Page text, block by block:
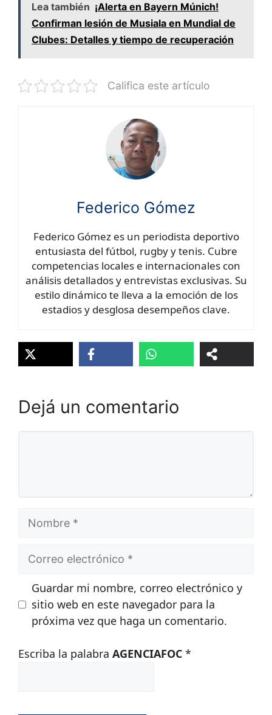
Lea también ¡Alerta en Bayern Múnich!
Confirman lesión de Musiala en Mundial de
Clubes: Detalles y tiempo de recuperación
Califica este artículo
Federico Gómez
Federico Gómez es un periodista deportivo
entusiasta del fútbol, rugby y tenis. Cubre
competencias locales e internacionales con
análisis detallados y entrevistas exclusivas. Su
estilo dinámico te lleva a la emoción de los
estadios y desglosa desempeños clave.
Dejá un comentario
Correo
electrónico
Guardar mi nombre, correo electrónico y
sitio web en este navegador para la
próxima vez que haga un comentario.
Escriba la palabra AGENCIAFOC *